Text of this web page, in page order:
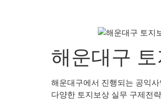
해운대구
해운대구에서 진행되는 공익
다양한 토지보상 실무 구제전